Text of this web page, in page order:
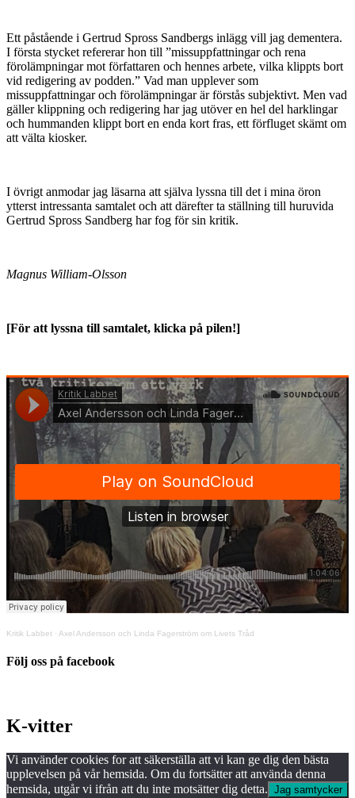
Ett påstående i Gertrud Spross Sandbergs inlägg vill jag dementera.
I första stycket refererar hon till ”missuppfattningar och rena
förolämpningar mot författaren och hennes arbete, vilka klippts bort
vid redigering av podden.” Vad man upplever som
missuppfattningar och förolämpningar är förstås subjektivt. Men vad
gäller klippning och redigering har jag utöver en hel del harklingar
och hummanden klippt bort en enda kort fras, ett förfluget skämt om
att välta kiosker.
I övrigt anmodar jag läsarna att själva lyssna till det i mina öron
ytterst intressanta samtalet och att därefter ta ställning till huruvida
Gertrud Spross Sandberg har fog för sin kritik.
Magnus William-Olsson
[För att lyssna till samtalet, klicka på pilen!]
Kritik Labbet · Axel Andersson och Linda Fagerström om Livets Tråd
Följ oss på facebook
K-vitter
Vi använder cookies for att säkerställa att vi kan ge dig den bästa
upplevelsen på vår hemsida. Om du fortsätter att använda denna
hemsida, utgår vi ifrån att du inte motsätter dig detta. Jag samtycker